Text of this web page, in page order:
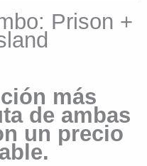
Prison +
más
de ambas
un precio